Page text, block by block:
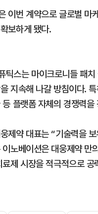
이번 계약으로 글로벌 마
보하게 됐다.
틱스는 마이크로니들 패
지속해 나갈 방침이다.
등 플랫폼 자체의 경쟁력
제약 대표는 “기술력을
이노베이션은 대웅제약 만
제 시장을 적극적으로